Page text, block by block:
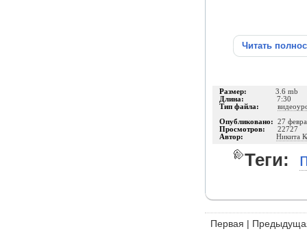
Читать
Размер: 3.6 mb
Длина: 7:30
Тип файла:
Опубликовано: 27
Просмотров: 22727
Автор: Никита
Теги:
Первая |